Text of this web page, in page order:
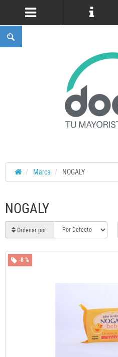
Marca NOGALY
NOGALY
Ordenar por:
-8 %